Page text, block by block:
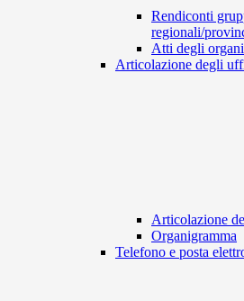
Rendiconti
regionali/
Atti degli
Articolazione degli
Articolazione
Organigramma
Telefono e posta